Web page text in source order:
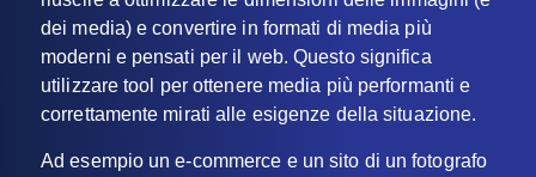
dei media) e convertire in formati di media più
moderni e pensati per il web. Questo significa
utilizzare tool per ottenere media più performanti e
correttamente mirati alle esigenze della situazione.
Ad esempio un e-commerce e un sito di un fotografo